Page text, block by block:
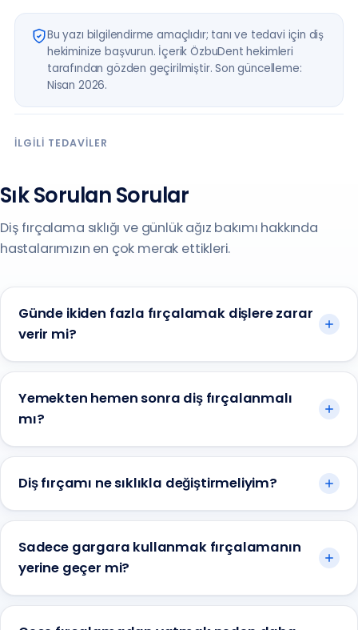
Bu yazı bilgilendirme amaçlıdır; tanı ve tedavi için diş
hekiminize başvurun. İçerik ÖzbuDent hekimleri
tarafından gözden geçirilmiştir. Son güncelleme:
Nisan 2026.
İLGILI TEDAVILER
Sık Sorulan Sorular
Diş fırçalama sıklığı ve günlük ağız bakımı hakkında
hastalarımızın en çok merak ettikleri.
Günde ikiden fazla fırçalamak dişlere zarar
verir mi?
Yemekten hemen sonra diş fırçalanmalı
mı?
Diş fırçamı ne sıklıkla değiştirmeliyim?
Sadece gargara kullanmak fırçalamanın
yerine geçer mi?